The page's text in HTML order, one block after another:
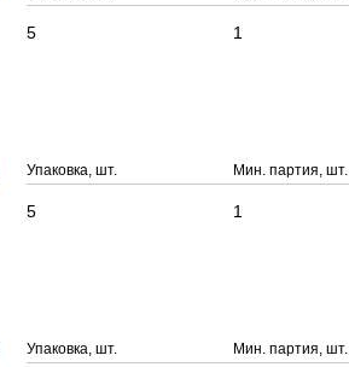
5 1
Упаковка, шт. Мин. партия, шт.
5 1
Упаковка, шт. Мин. партия, шт.